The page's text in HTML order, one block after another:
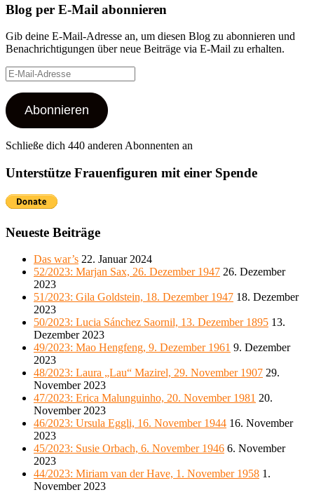
Blog per E-Mail abonnieren
Gib deine E-Mail-Adresse an, um diesen Blog zu abonnieren und
Benachrichtigungen über neue Beiträge via E-Mail zu erhalten.
E-
Mail-
Adresse
Abonnieren
Schließe dich 440 anderen Abonnenten an
Unterstütze Frauenfiguren mit einer Spende
Neueste Beiträge
Das war’s 22. Januar 2024
52/2023: Marjan Sax, 26. Dezember 1947 26. Dezember
2023
51/2023: Gila Goldstein, 18. Dezember 1947 18. Dezember
2023
50/2023: Lucia Sánchez Saornil, 13. Dezember 1895 13.
Dezember 2023
49/2023: Mao Hengfeng, 9. Dezember 1961 9. Dezember
2023
48/2023: Laura „Lau“ Mazirel, 29. November 1907 29.
November 2023
47/2023: Erica Malunguinho, 20. November 1981 20.
November 2023
46/2023: Ursula Eggli, 16. November 1944 16. November
2023
45/2023: Susie Orbach, 6. November 1946 6. November
2023
44/2023: Miriam van der Have, 1. November 1958 1.
November 2023